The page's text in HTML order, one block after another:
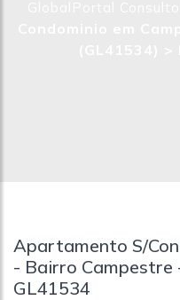
Apartamento S/
- Bairro Campestre
GL41534